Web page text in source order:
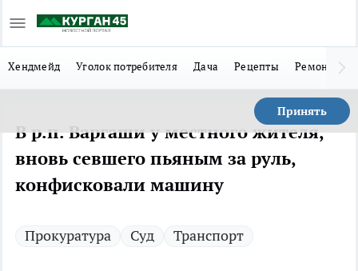
Хендмейд Уголок потребителя Дача Рецепты Ремонт
Принять
В р.п. Варгаши у местного жителя,
вновь севшего пьяным за руль,
конфисковали машину
Прокуратура Суд Транспорт